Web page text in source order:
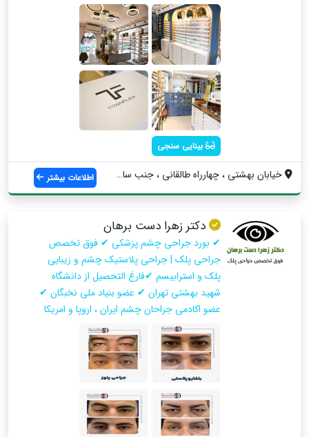
بینایی سنجی
خيابان بهشتي ، چهارراه طالقاني ، جنب ساخ... اطلاعات بیشتر
دکتر زهرا دست برهان
✔ بورد جراحی چشم پزشکی ✔ فوق تخصص
جراحی پلک | جراحی پلاستیک چشم و زیبایی
پلک و استرابیسم ✔فارغ التحصیل از دانشگاه
شهید بهشتی تهران ✔ عضو بنیاد ملی نخبگان ✔
عضو اکادمی جراحان چشم ایران ، اروپا و امریکا